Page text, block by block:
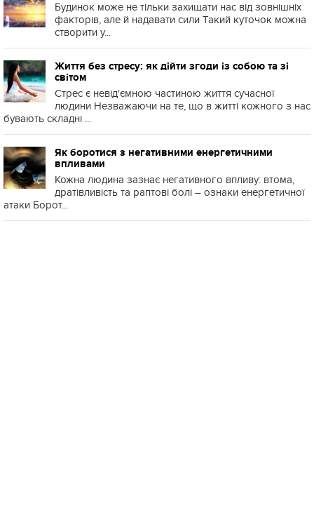
Будинок може не тільки захищати нас від зовнішніх
факторів, але й надавати сили Такий куточок можна
створити у...
Життя без стресу: як дійти згоди із собою та зі
світом
Стрес є невід'ємною частиною життя сучасної
людини Незважаючи на те, що в житті кожного з нас
бувають складні ...
Як боротися з негативними енергетичними
впливами
Кожна людина зазнає негативного впливу: втома,
дратівливість та раптові болі – ознаки енергетичної
атаки Борот...